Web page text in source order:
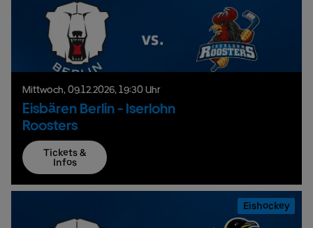
Mittwoch, 09.12.2026, 19:30 Uhr
Eisbären Berlin - Iserlohn
Roosters
Tickets &
Infos
Eishockey